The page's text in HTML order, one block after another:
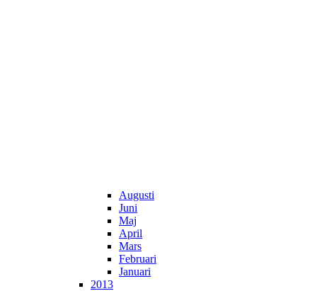
Augusti
Juni
Maj
April
Mars
Februari
Januari
2013